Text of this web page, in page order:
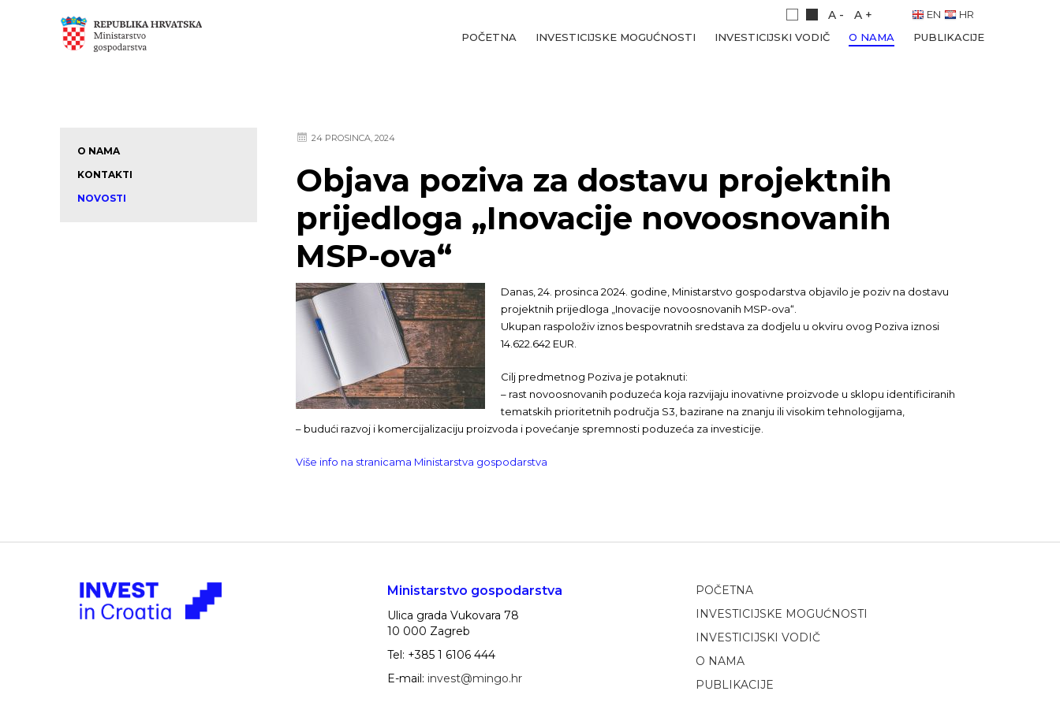
A - A + EN
HR
POČETNA
INVESTICIJSKE MOGUĆNOSTI INVESTICIJSKI VODIČ O NAMA PUBLIKACIJE
O NAMA
KONTAKTI
NOVOSTI
24 PROSINCA, 2024
Objava poziva za dostavu projektnih
prijedloga „Inovacije novoosnovanih
MSP-ova“
Danas, 24. prosinca 2024. godine, Ministarstvo gospodarstva objavilo je poziv na dostavu
projektnih prijedloga „Inovacije novoosnovanih MSP-ova“.
Ukupan raspoloživ iznos bespovratnih sredstava za dodjelu u okviru ovog Poziva iznosi
14.622.642 EUR.
Cilj predmetnog Poziva je potaknuti:
– rast novoosnovanih poduzeća koja razvijaju inovativne proizvode u sklopu identificiranih
tematskih prioritetnih područja S3, bazirane na znanju ili visokim tehnologijama,
– budući razvoj i komercijalizaciju proizvoda i povećanje spremnosti poduzeća za investicije.
Više info na stranicama Ministarstva gospodarstva
Ministarstvo gospodarstva
Ulica grada Vukovara 78
10 000 Zagreb
Tel: +385 1 6106 444
E-mail: invest@mingo.hr
POČETNA
INVESTICIJSKE MOGUĆNOSTI
INVESTICIJSKI VODIČ
O NAMA
PUBLIKACIJE